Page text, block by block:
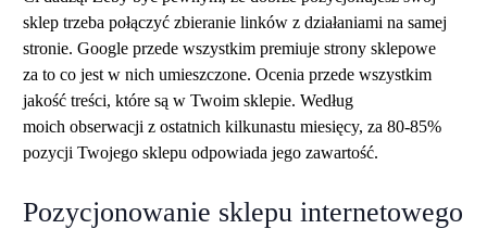
sklep trzeba połączyć zbieranie linków z działaniami na samej
stronie. Google przede wszystkim premiuje strony sklepowe
za to co jest w nich umieszczone. Ocenia przede wszystkim
jakość treści, które są w Twoim sklepie. Według
moich obserwacji z ostatnich kilkunastu miesięcy, za 80-85%
pozycji Twojego sklepu odpowiada jego zawartość.
Pozycjonowanie sklepu internetowego